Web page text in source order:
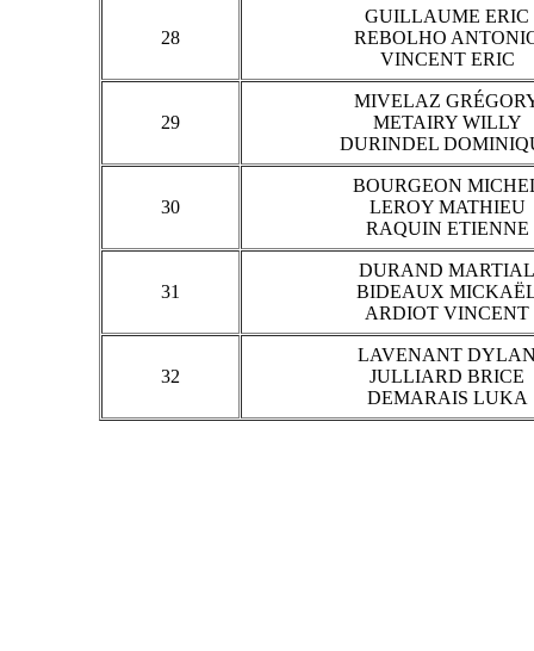
28
GUILLAUME ERIC
REBOLHO
VINCENT ERIC
29
MIVELAZ
METAIRY WILLY
DURINDEL
30
BOURGEON
LEROY MATHIEU
RAQUIN ETIENNE
31
DURAND MARTIAL
BIDEAUX
ARDIOT VINCENT
32
LAVENANT
JULLIARD BRICE
DEMARAIS LUKA